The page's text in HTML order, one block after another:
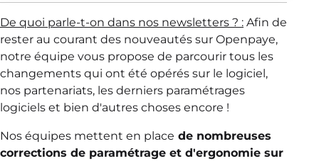
De quoi parle-t-on dans nos newsletters ? : Afin de
rester au courant des nouveautés sur Openpaye,
notre équipe vous propose de parcourir tous les
changements qui ont été opérés sur le logiciel,
nos partenariats, les derniers paramétrages
logiciels et bien d'autres choses encore !
Nos équipes mettent en place de nombreuses
corrections de paramétrage et d'ergonomie sur